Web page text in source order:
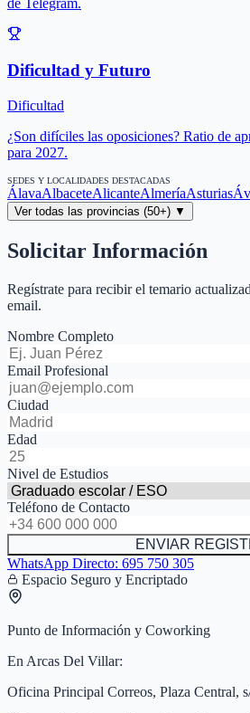
Dificultad y Futuro
Dificultad
¿Son difíciles las oposiciones? Ratio de
para 2027.
SEDES Y LOCALIDADES DESTACADAS
ÁlavaAlbaceteAlicanteAlmeríaAsturias
Ver todas las provincias (50+) ▼
Solicitar Información
Regístrate para recibir el temario
email.
Nombre Completo
Email Profesional
Ciudad
Edad
Nivel de Estudios
Teléfono de Contacto
ENVIAR
WhatsApp Directo: 695 750 305
Espacio Seguro y Encriptado
Punto de Información y Coworking
En Arcas Del Villar:
Oficina Principal Correos, Plaza Central,